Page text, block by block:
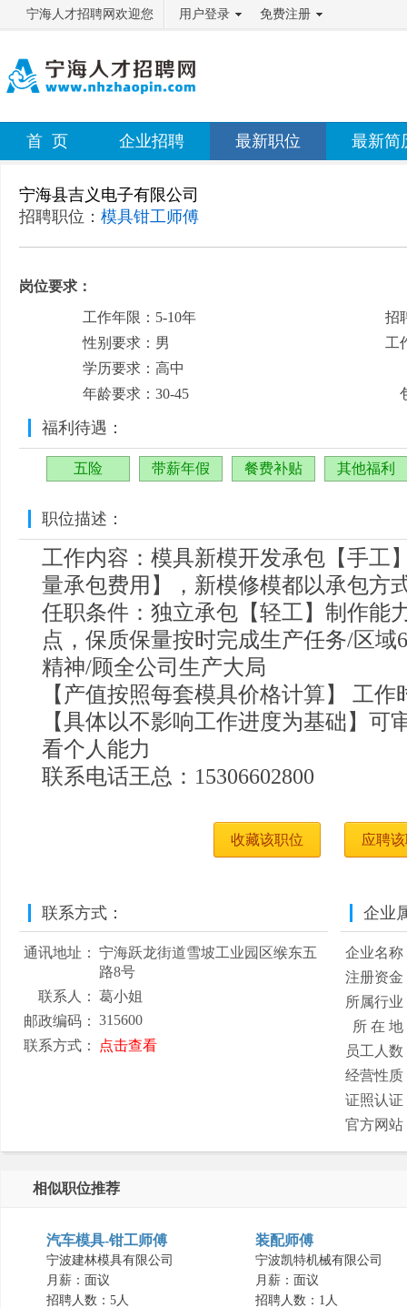
宁海人才招聘网欢迎您 用户登录 免费注册
首 页 企业招聘 最新职位 最新简
宁海县吉义电子有限公司
招聘职位： 模具钳工师傅
岗位要求：
工作年限：5-10年
性别要求：男
学历要求：高中
年龄要求：30-45
招
工
福利待遇：
五险 带薪年假 餐费补贴 其他福利
职位描述：
工作内容：模具新模开发承包【手工
量承包费用】，新模修模都以承包方
任职条件：独立承包【轻工】制作能
点，保质保量按时完成生产任务/区域
精神/顾全公司生产大局
【产值按照每套模具价格计算】 工
【具体以不影响工作进度为基础】可
看个人能力
联系电话王总：15306602800
收藏该职位 应聘
联系方式：
通讯地址：
宁海跃龙街道雪坡工业园区缑东五
路8号
联系人：
葛小姐
邮政编码：
315600
联系方式：
点击查看
企业
企业名称
注册资金
所属行业
所 在 地
员工人数
经营性质
证照认证
官方网站
相似职位推荐
汽车模具-钳工师傅
宁波建林模具有限公司
月薪：面议
招聘人数：5人
装配师傅
宁波凯特机械有限公司
月薪：面议
招聘人数：1人